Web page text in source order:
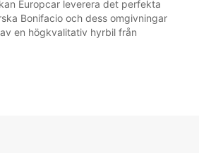
Europcar leverera det perfekta
Bonifacio och dess omgivningar
en högkvalitativ hyrbil från